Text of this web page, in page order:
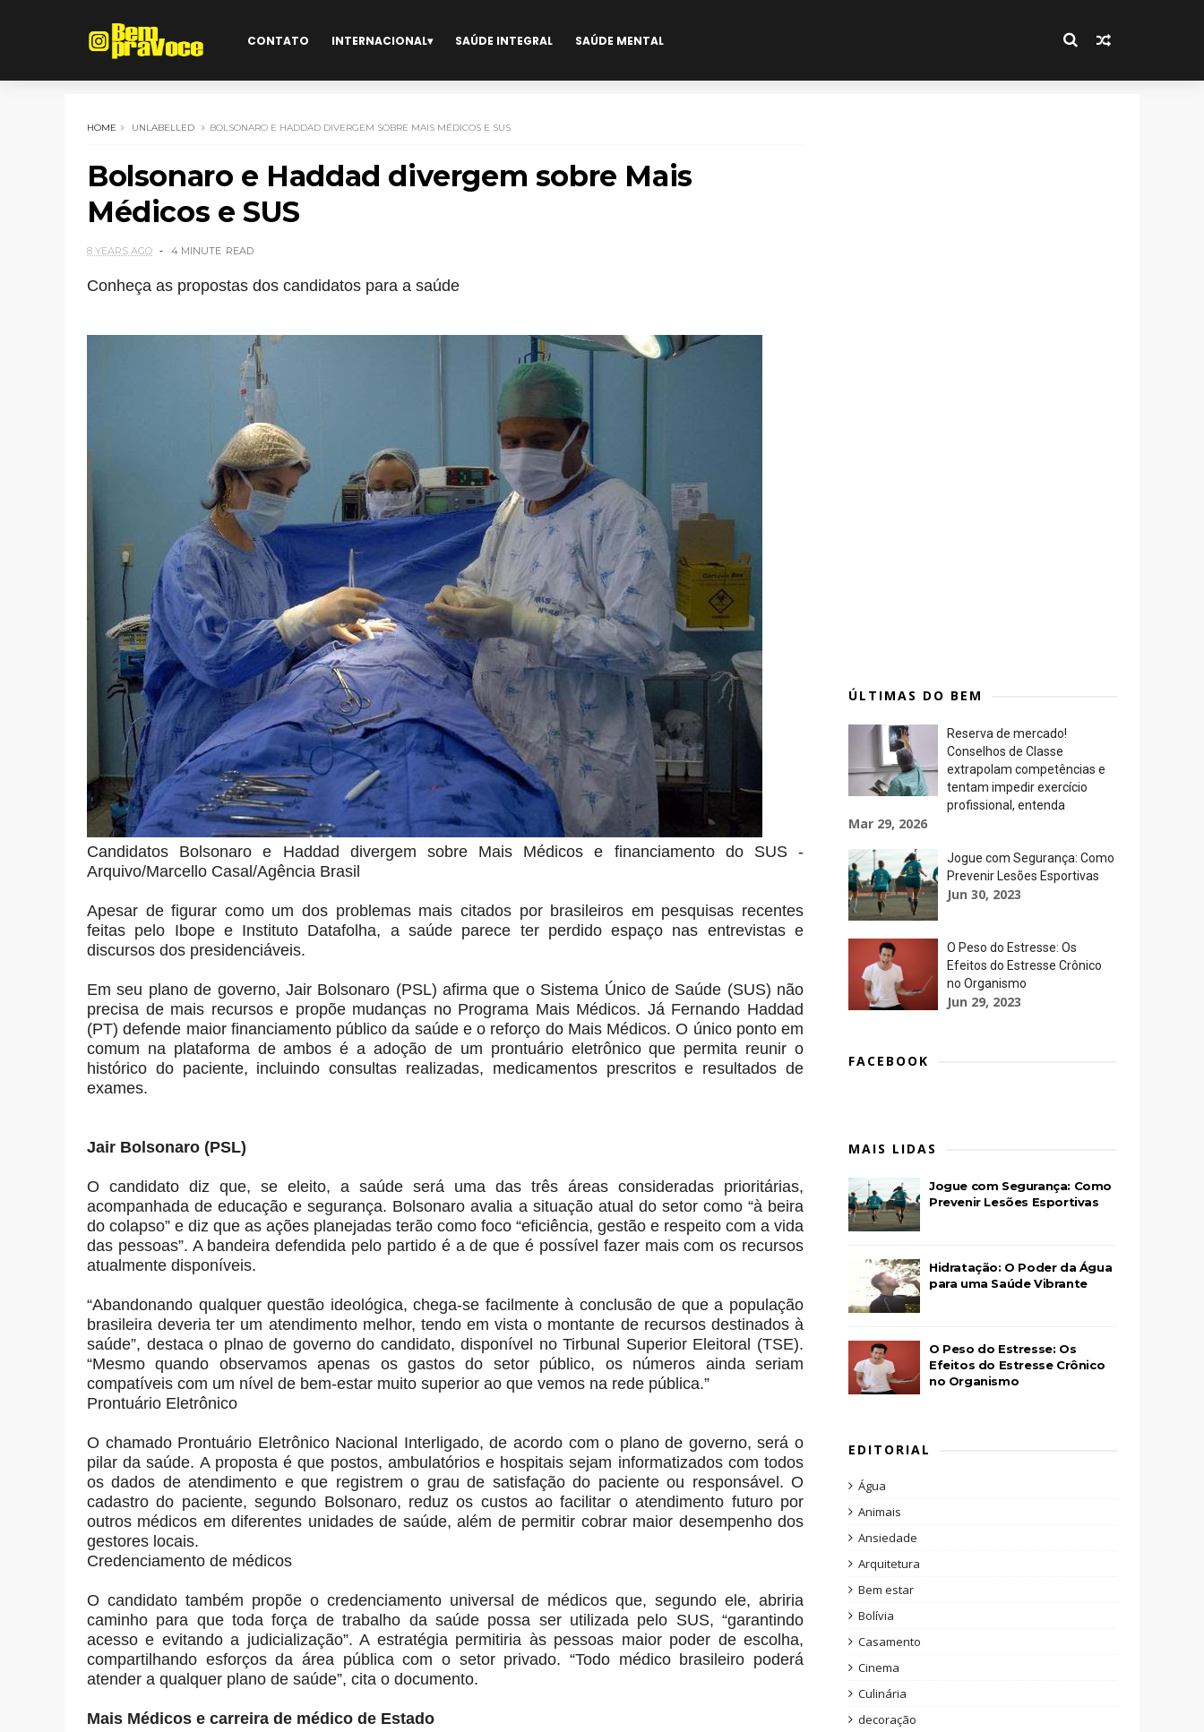
CONTATO INTERNACIONAL SAÚDE INTEGRAL SAÚDE MENTAL
HOME UNLABELLED BOLSONARO E HADDAD DIVERGEM SOBRE MAIS MÉDICOS E SUS
Bolsonaro e Haddad divergem sobre Mais
Médicos e SUS
8 YEARS AGO 4 MINUTE READ
Conheça as propostas dos candidatos para a saúde
Candidatos Bolsonaro e Haddad divergem sobre Mais Médicos e financiamento do SUS -
Arquivo/Marcello Casal/Agência Brasil
Apesar de figurar como um dos problemas mais citados por brasileiros em pesquisas recentes
feitas pelo Ibope e Instituto Datafolha, a saúde parece ter perdido espaço nas entrevistas e
discursos dos presidenciáveis.
Em seu plano de governo, Jair Bolsonaro (PSL) afirma que o Sistema Único de Saúde (SUS) não
precisa de mais recursos e propõe mudanças no Programa Mais Médicos. Já Fernando Haddad
(PT) defende maior financiamento público da saúde e o reforço do Mais Médicos. O único ponto em
comum na plataforma de ambos é a adoção de um prontuário eletrônico que permita reunir o
histórico do paciente, incluindo consultas realizadas, medicamentos prescritos e resultados de
exames.
Jair Bolsonaro (PSL)
O candidato diz que, se eleito, a saúde será uma das três áreas consideradas prioritárias,
acompanhada de educação e segurança. Bolsonaro avalia a situação atual do setor como “à beira
do colapso” e diz que as ações planejadas terão como foco “eficiência, gestão e respeito com a vida
das pessoas”. A bandeira defendida pelo partido é a de que é possível fazer mais com os recursos
atualmente disponíveis.
“Abandonando qualquer questão ideológica, chega-se facilmente à conclusão de que a população
brasileira deveria ter um atendimento melhor, tendo em vista o montante de recursos destinados à
saúde”, destaca o plnao de governo do candidato, disponível no Tirbunal Superior Eleitoral (TSE).
“Mesmo quando observamos apenas os gastos do setor público, os números ainda seriam
compatíveis com um nível de bem-estar muito superior ao que vemos na rede pública.”
Prontuário Eletrônico
O chamado Prontuário Eletrônico Nacional Interligado, de acordo com o plano de governo, será o
pilar da saúde. A proposta é que postos, ambulatórios e hospitais sejam informatizados com todos
os dados de atendimento e que registrem o grau de satisfação do paciente ou responsável. O
cadastro do paciente, segundo Bolsonaro, reduz os custos ao facilitar o atendimento futuro por
outros médicos em diferentes unidades de saúde, além de permitir cobrar maior desempenho dos
gestores locais.
Credenciamento de médicos
O candidato também propõe o credenciamento universal de médicos que, segundo ele, abriria
caminho para que toda força de trabalho da saúde possa ser utilizada pelo SUS, “garantindo
acesso e evitando a judicialização”. A estratégia permitiria às pessoas maior poder de escolha,
compartilhando esforços da área pública com o setor privado. “Todo médico brasileiro poderá
atender a qualquer plano de saúde”, cita o documento.
Mais Médicos e carreira de médico de Estado
ÚLTIMAS DO BEM
Reserva de mercado!
Conselhos de Classe
extrapolam competências e
tentam impedir exercício
profissional, entenda
Mar 29, 2026
Jogue com Segurança: Como
Prevenir Lesões Esportivas
Jun 30, 2023
O Peso do Estresse: Os
Efeitos do Estresse Crônico
no Organismo
Jun 29, 2023
FACEBOOK
MAIS LIDAS
Jogue com Segurança: Como
Prevenir Lesões Esportivas
Hidratação: O Poder da Água
para uma Saúde Vibrante
O Peso do Estresse: Os
Efeitos do Estresse Crônico
no Organismo
EDITORIAL
Água
Animais
Ansiedade
Arquitetura
Bem estar
Bolívia
Casamento
Cinema
Culinária
decoração